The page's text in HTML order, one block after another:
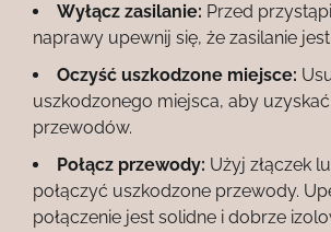
Wyłącz zasilanie: Przed
naprawy upewnij się, że zasilanie
Oczyść uszkodzone miejsce:
uszkodzonego miejsca, aby
przewodów.
Połącz przewody: Użyj złączek
połączyć uszkodzone przewody.
połączenie jest solidne i dobrze